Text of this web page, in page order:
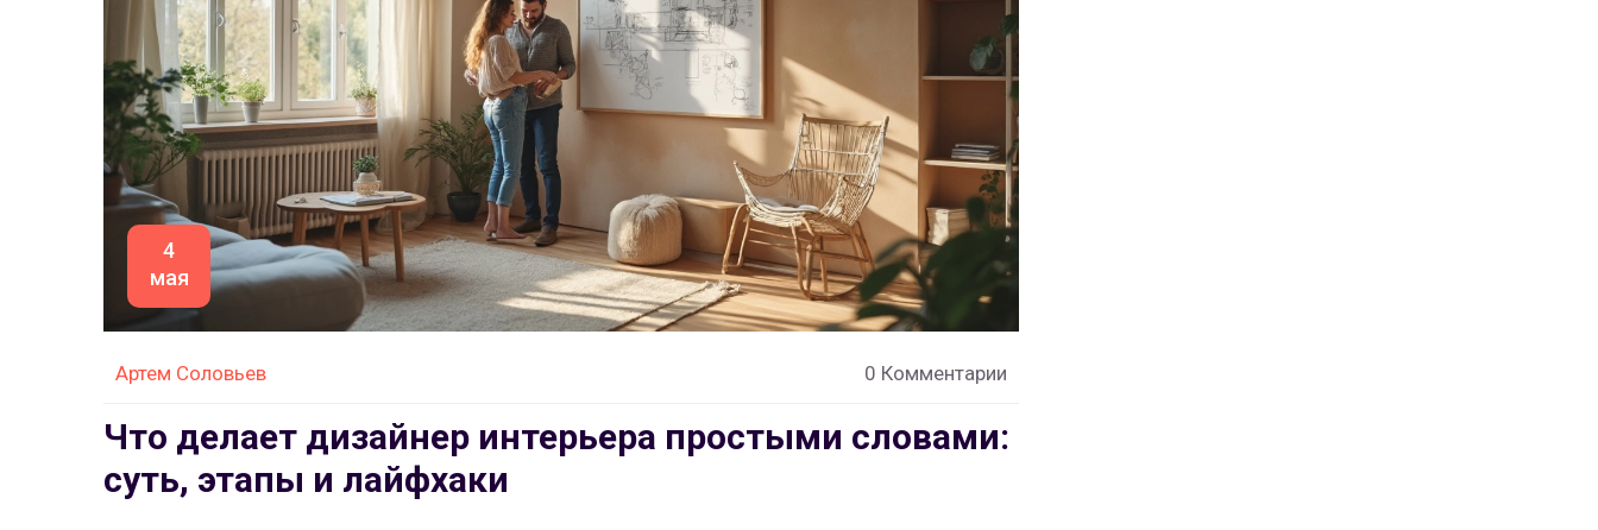
4
мая
Артем Соловьев 0 Комментарии
Что делает дизайнер интерьера простыми словами:
суть, этапы и лайфхаки